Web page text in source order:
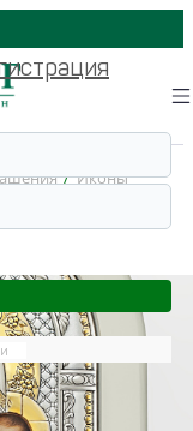
/ Иконы